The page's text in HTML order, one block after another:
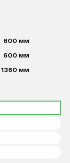
600 мм
600 мм
1360 мм